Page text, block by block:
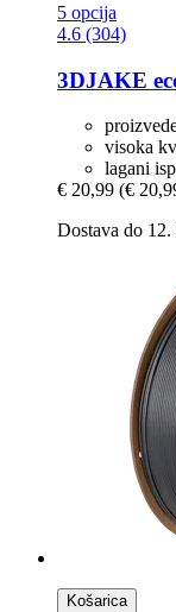
5 opcija
4.6 (304)
3DJAKE
visoka
lagani
€ 20,99 (€
Dostava do
Košarica